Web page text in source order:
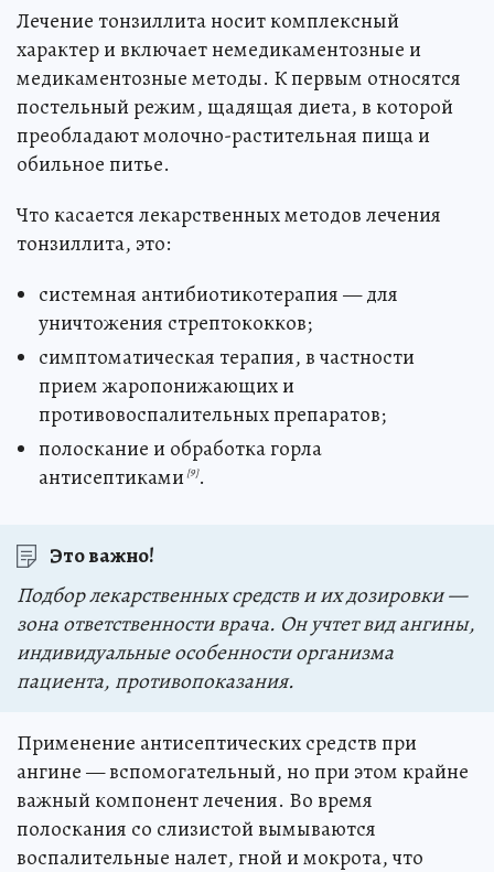
Лечение тонзиллита носит комплексный
характер и включает немедикаментозные и
медикаментозные методы. К первым относятся
постельный режим, щадящая диета, в которой
преобладают молочно-растительная пища и
обильное питье.
Что касается лекарственных методов лечения
тонзиллита, это:
системная антибиотикотерапия — для
уничтожения стрептококков;
симптоматическая терапия, в частности
прием жаропонижающих и
противовоспалительных препаратов;
полоскание и обработка горла
антисептиками [9].
Это важно!
Подбор лекарственных средств и их дозировки —
зона ответственности врача. Он учтет вид ангины,
индивидуальные особенности организма
пациента, противопоказания.
Применение антисептических средств при
ангине — вспомогательный, но при этом крайне
важный компонент лечения. Во время
полоскания со слизистой вымываются
воспалительные налет, гной и мокрота, что